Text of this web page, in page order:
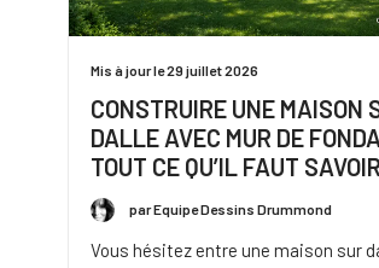
Mis à jour le 29 juillet 2026
CONSTRUIRE UNE MAISON
DALLE AVEC MUR DE
TOUT CE QU’IL FAUT SAVOIR
par Equipe Dessins Drummond
Vous hésitez entre une maison sur